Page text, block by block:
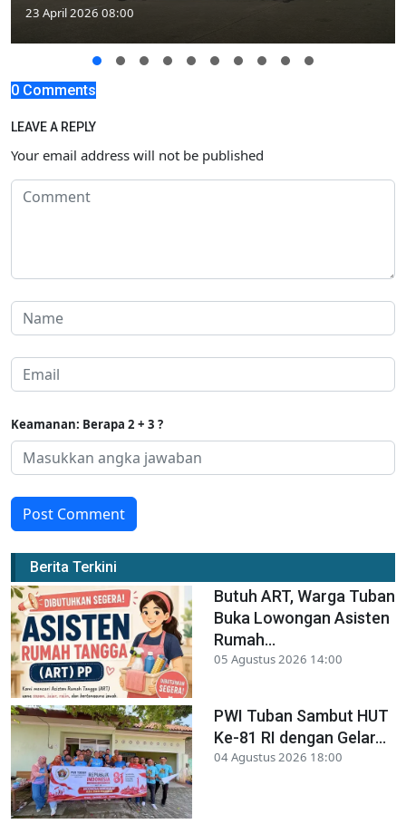
23 April 2026 08:00
0 Comments
LEAVE A REPLY
Your email address will not be published
Keamanan: Berapa 2 + 3 ?
Post Comment
Berita Terkini
Butuh ART, Warga Tuban
Buka Lowongan Asisten
Rumah...
05 Agustus 2026 14:00
PWI Tuban Sambut HUT
Ke-81 RI dengan Gelar...
04 Agustus 2026 18:00